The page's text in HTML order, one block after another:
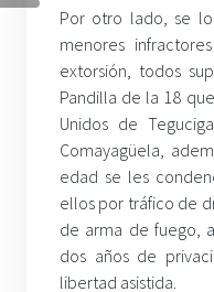
Por otro lado, se
menores
extorsión, todos
Pandilla de la 18
Unidos de
Comayagüela,
edad se les
ellos por tráfico de
de arma de fuego,
dos años de
libertad asistida.